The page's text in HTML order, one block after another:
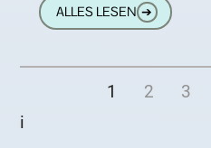
Kehrmaschinenfahrer,
ALLES LESEN ➔
1 2 3
i